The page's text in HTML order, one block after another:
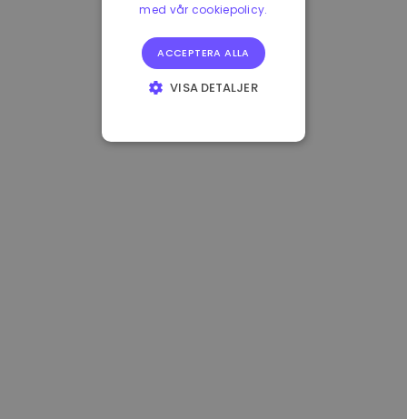
med vår cookiepolicy.
ACCEPTERA ALLA
VISA DETALJER